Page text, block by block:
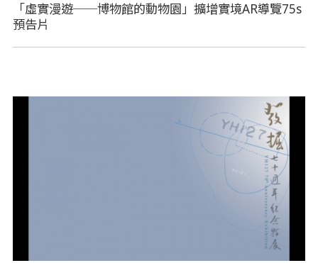
「虛實漫遊──博物館的動物園」擴增實境AR導覽75s
預告片